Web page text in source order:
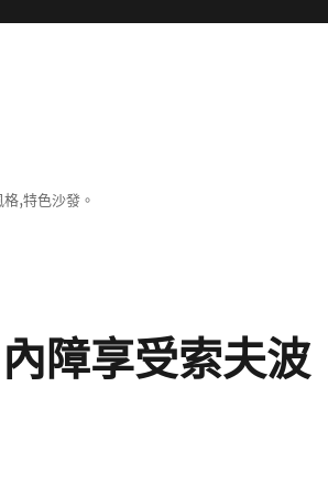
,特色沙發。
障享受索夫波